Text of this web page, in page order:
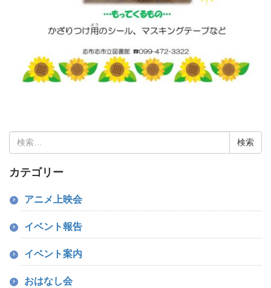
索:
カテゴリー
アニメ上映会
イベント報告
イベント案内
おはなし会